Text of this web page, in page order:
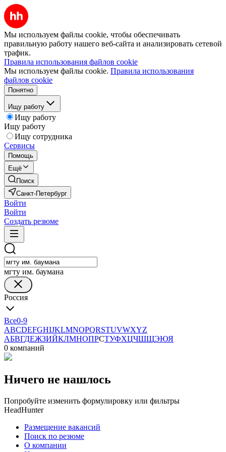
Мы используем файлы cookie, чтобы обеспечивать
правильную работу нашего веб-сайта и анализировать сетевой
трафик.
Правила использования файлов cookie
Мы используем файлы cookie. Правила использования
файлов cookie
Понятно
Ищу работу
Ищу работу
Ищу работу
Ищу сотрудника
Сервисы
Помощь
Ещё
Поиск
Санкт-Петербург
Войти
Войти
Создать резюме
мгту им. баумана
Россия
Все0-9
ABCDEFGHIJKLMNOPQRSTUVWXYZ
АБВГДЕЖЗИЙКЛМНОПРСТУФХЦЧШЩЭЮЯ
0 компаний
Ничего не нашлось
Попробуйте изменить формулировку или фильтры
HeadHunter
Размещение вакансий
Поиск по резюме
О компании